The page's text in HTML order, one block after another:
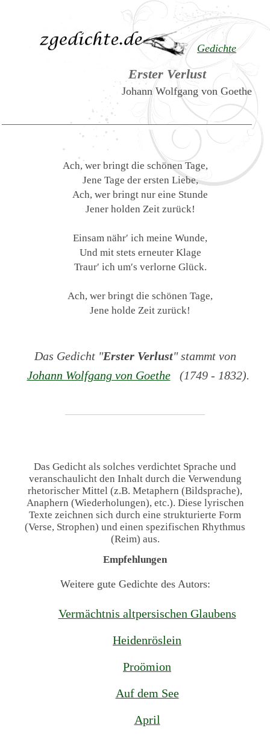
Gedichte
Erster Verlust
Johann Wolfgang von Goethe
Ach, wer bringt die schönen Tage,
Jene Tage der ersten Liebe,
Ach, wer bringt nur eine Stunde
Jener holden Zeit zurück!
Einsam nähr′ ich meine Wunde,
Und mit stets erneuter Klage
Traur′ ich um′s verlorne Glück.
Ach, wer bringt die schönen Tage,
Jene holde Zeit zurück!
Das Gedicht "Erster Verlust" stammt von
Johann Wolfgang von Goethe(1749 - 1832).
Das Gedicht als solches verdichtet Sprache und
veranschaulicht den Inhalt durch die Verwendung
rhetorischer Mittel (z.B. Metaphern (Bildsprache),
Anaphern (Wiederholungen), etc.). Diese lyrischen
Texte zeichnen sich durch eine strukturierte Form
(Verse, Strophen) und einen spezifischen Rhythmus
(Reim) aus.
Empfehlungen
Weitere gute Gedichte des Autors:
Vermächtnis altpersischen Glaubens
Heidenröslein
Proömion
Auf dem See
April